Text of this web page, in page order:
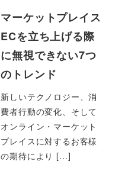
マーケットプレイス
ECを立ち上げる際
に無視できない7つ
のトレンド
新しいテクノロジー、消
費者行動の変化、そして
オンライン・マーケット
プレイスに対するお客様
の期待により […]